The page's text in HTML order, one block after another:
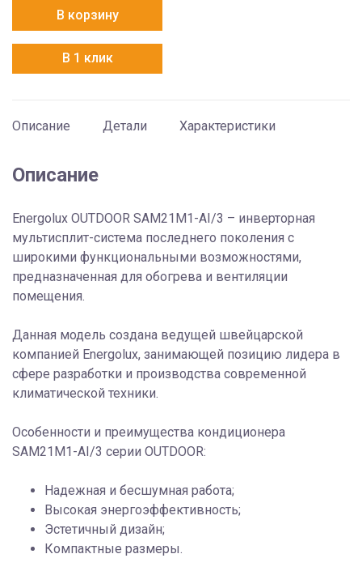
Energolux
Outdoor
SAM21M1-
В корзину
В 1 клик
Описание Детали Характеристики
Описание
Energolux OUTDOOR SAM21M1-AI/3 – инверторная
мультисплит-система последнего поколения с
широкими функциональными возможностями,
предназначенная для обогрева и вентиляции
помещения.
Данная модель создана ведущей швейцарской
компанией Energolux, занимающей позицию лидера в
сфере разработки и производства современной
климатической техники.
Особенности и преимущества кондиционера
SAM21M1-AI/3 серии OUTDOOR:
Надежная и бесшумная работа;
Высокая энергоэффективность;
Эстетичный дизайн;
Компактные размеры.